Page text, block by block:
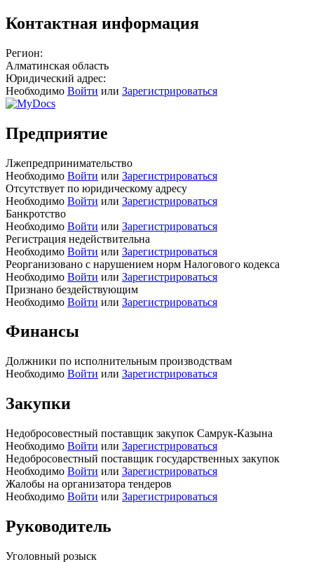
Контактная информация
Регион:
Алматинская область
Юридический адрес:
Необходимо Войти или Зарегистрироваться
Предприятие
Лжепредпринимательство
Необходимо Войти или Зарегистрироваться
Отсутствует по юридическому адресу
Необходимо Войти или Зарегистрироваться
Банкротство
Необходимо Войти или Зарегистрироваться
Регистрация недействительна
Необходимо Войти или Зарегистрироваться
Реорганизовано с нарушением норм Налогового кодекса
Необходимо Войти или Зарегистрироваться
Признано бездействующим
Необходимо Войти или Зарегистрироваться
Финансы
Должники по исполнительным производствам
Необходимо Войти или Зарегистрироваться
Закупки
Недобросовестный поставщик закупок Самрук-Казына
Необходимо Войти или Зарегистрироваться
Недобросовестный поставщик государственных закупок
Необходимо Войти или Зарегистрироваться
Жалобы на организатора тендеров
Необходимо Войти или Зарегистрироваться
Руководитель
Уголовный розыск